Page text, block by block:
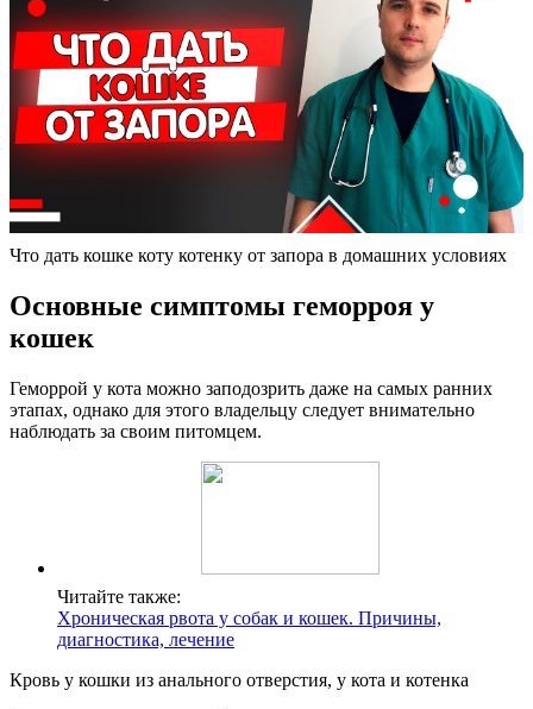
Что дать кошке коту котенку от запора в домашних условиях
Основные симптомы геморроя у
кошек
Геморрой у кота можно заподозрить даже на самых ранних
этапах, однако для этого владельцу следует внимательно
наблюдать за своим питомцем.
Читайте также:
Хроническая рвота у собак и кошек. Причины,
диагностика, лечение
Кровь у кошки из анального отверстия, у кота и котенка